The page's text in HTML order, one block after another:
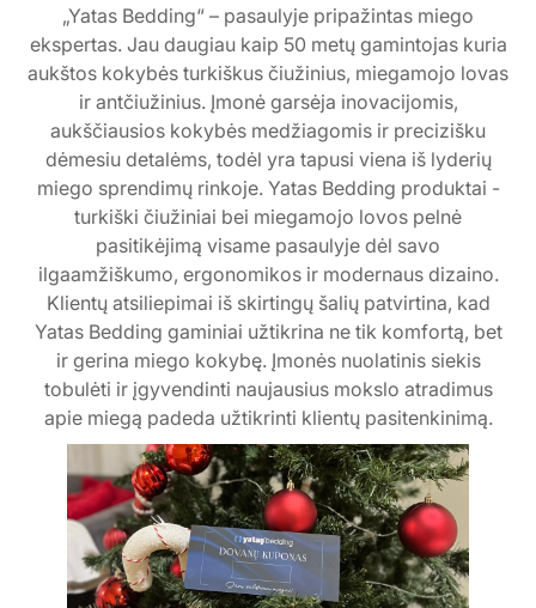
„Yatas Bedding“ – pasaulyje pripažintas miego
ekspertas. Jau daugiau kaip 50 metų gamintojas kuria
aukštos kokybės turkiškus čiužinius, miegamojo lovas
ir antčiužinius. Įmonė garsėja inovacijomis,
aukščiausios kokybės medžiagomis ir precizišku
dėmesiu detalėms, todėl yra tapusi viena iš lyderių
miego sprendimų rinkoje. Yatas Bedding produktai -
turkiški čiužiniai bei miegamojo lovos pelnė
pasitikėjimą visame pasaulyje dėl savo
ilgaamžiškumo, ergonomikos ir modernaus dizaino.
Klientų atsiliepimai iš skirtingų šalių patvirtina, kad
Yatas Bedding gaminiai užtikrina ne tik komfortą, bet
ir gerina miego kokybę. Įmonės nuolatinis siekis
tobulėti ir įgyvendinti naujausius mokslo atradimus
apie miegą padeda užtikrinti klientų pasitenkinimą.